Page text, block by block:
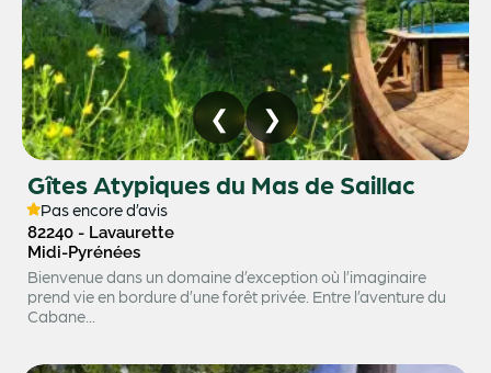
Gîtes Atypiques du Mas de Saillac
Pas encore d’avis
82240 - Lavaurette
Midi-Pyrénées
Bienvenue dans un domaine d’exception où l’imaginaire
prend vie en bordure d’une forêt privée. Entre l’aventure du
Cabane...